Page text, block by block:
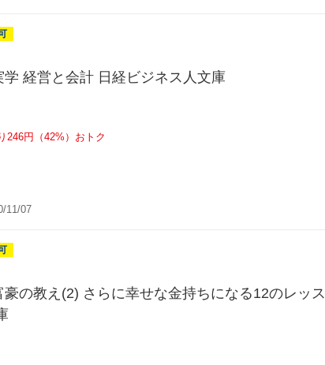
学 経営と会計 日経ビジネス人文庫
246円（42%）おトク
11/07
の教え(2) さらに幸せな金持ちになる12のレッス